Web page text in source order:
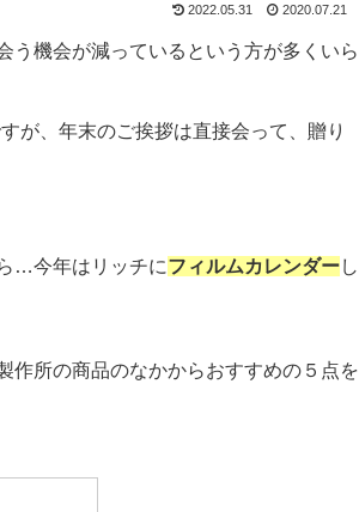
2022.05.31 2020.07.21
う機会が減っているという方が多くいら
が、年末のご挨拶は直接会って、贈り
…今年はリッチにフィルムカレンダーし
作所の商品のなかからおすすめの５点を